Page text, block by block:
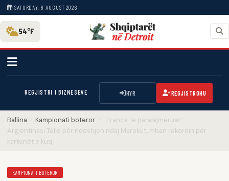
SATURDAY, 8 AUGUST 2026
54°F
REGJISTRI I BIZNESEVE HYR REGJISTROHU
Ballina › Kampionati boteror ›
Franca “e paralajmëruar”:
Argjentinasi Tello për ndeshjen ndaj Marokut, mban rekordin për
kartonët e kuq
KAMPIONATI BOTEROR